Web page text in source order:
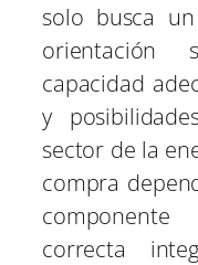
solo busca
orientación
capacidad
y
sector de la
compra
correcta